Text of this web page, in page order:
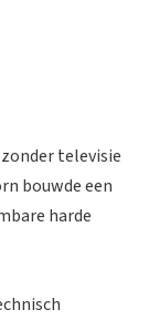
televisie
bouwde een
harde